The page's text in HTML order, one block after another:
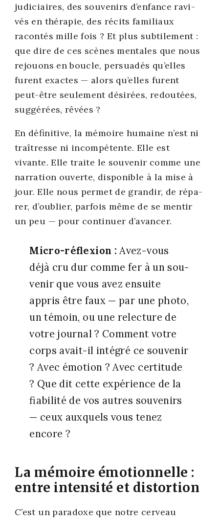
judi­ciaires, des sou­ve­nirs d’enfance ravi­
vés en thé­ra­pie, des récits fami­liaux
racon­tés mille fois ? Et plus sub­ti­le­ment :
que dire de ces scènes men­tales que nous
rejouons en boucle, per­sua­dés qu’elles
furent exactes — alors qu’elles furent
peut-être seule­ment dési­rées, redou­tées,
sug­gé­rées, rêvées ?
En défi­ni­tive, la mémoire humaine n’est ni
traî­tresse ni incom­pé­tente. Elle est
vivante. Elle traite le sou­ve­nir comme une
nar­ra­tion ouverte, dis­po­nible à la mise à
jour. Elle nous per­met de gran­dir, de répa­
rer, d’oublier, par­fois même de se men­tir
un peu — pour conti­nuer d’a­van­cer.
Micro-réflexion : Avez-vous
déjà cru dur comme fer à un sou­
ve­nir que vous avez ensuite
appris être faux — par une pho­to,
un témoin, ou une relec­ture de
votre jour­nal ? Com­ment votre
corps avait-il inté­gré ce sou­ve­nir
? Avec émo­tion ? Avec cer­ti­tude
? Que dit cette expé­rience de la
fia­bi­li­té de vos autres sou­ve­nirs
— ceux aux­quels vous tenez
encore ?
La mémoire émotionnelle :
entre intensité et distortion
C’est un para­doxe que notre cer­veau